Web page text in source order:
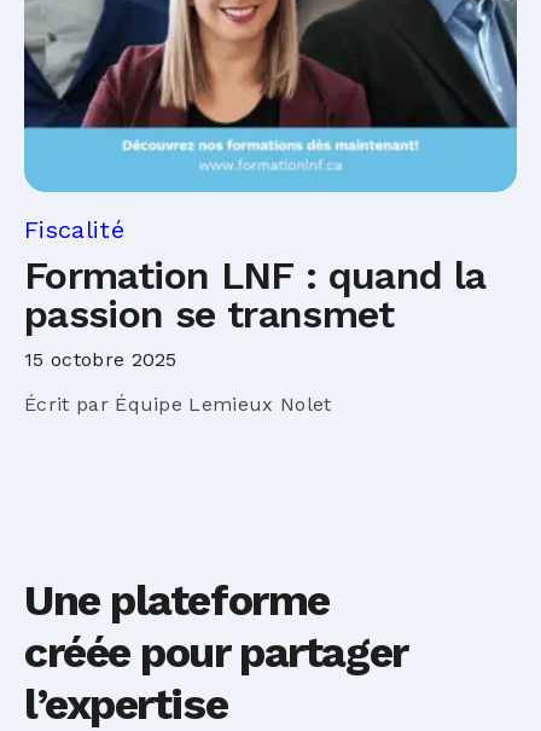
Fiscalité
Formation LNF : quand la
passion se transmet
15 octobre 2025
Écrit par Équipe Lemieux Nolet
Une plateforme
créée pour partager
l’expertise